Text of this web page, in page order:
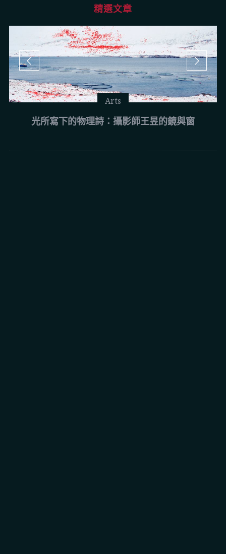
精選文章
Arts
光所寫下的物理詩：攝影師王昱的鏡與窗